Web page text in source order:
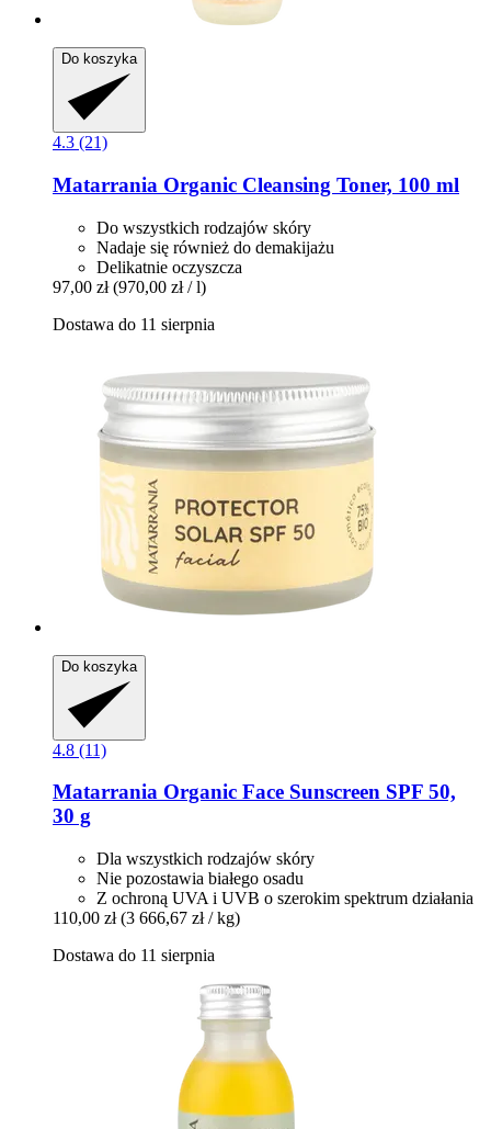
Do koszyka
4.3 (21)
Matarrania Organic Cleansing Toner, 100 ml
Do wszystkich rodzajów skóry
Nadaje się również do demakijażu
Delikatnie oczyszcza
97,00 zł (970,00 zł / l)
Dostawa do 11 sierpnia
Do koszyka
4.8 (11)
Matarrania Organic Face Sunscreen SPF 50,
30 g
Dla wszystkich rodzajów skóry
Nie pozostawia białego osadu
Z ochroną UVA i UVB o szerokim spektrum działania
110,00 zł (3 666,67 zł / kg)
Dostawa do 11 sierpnia